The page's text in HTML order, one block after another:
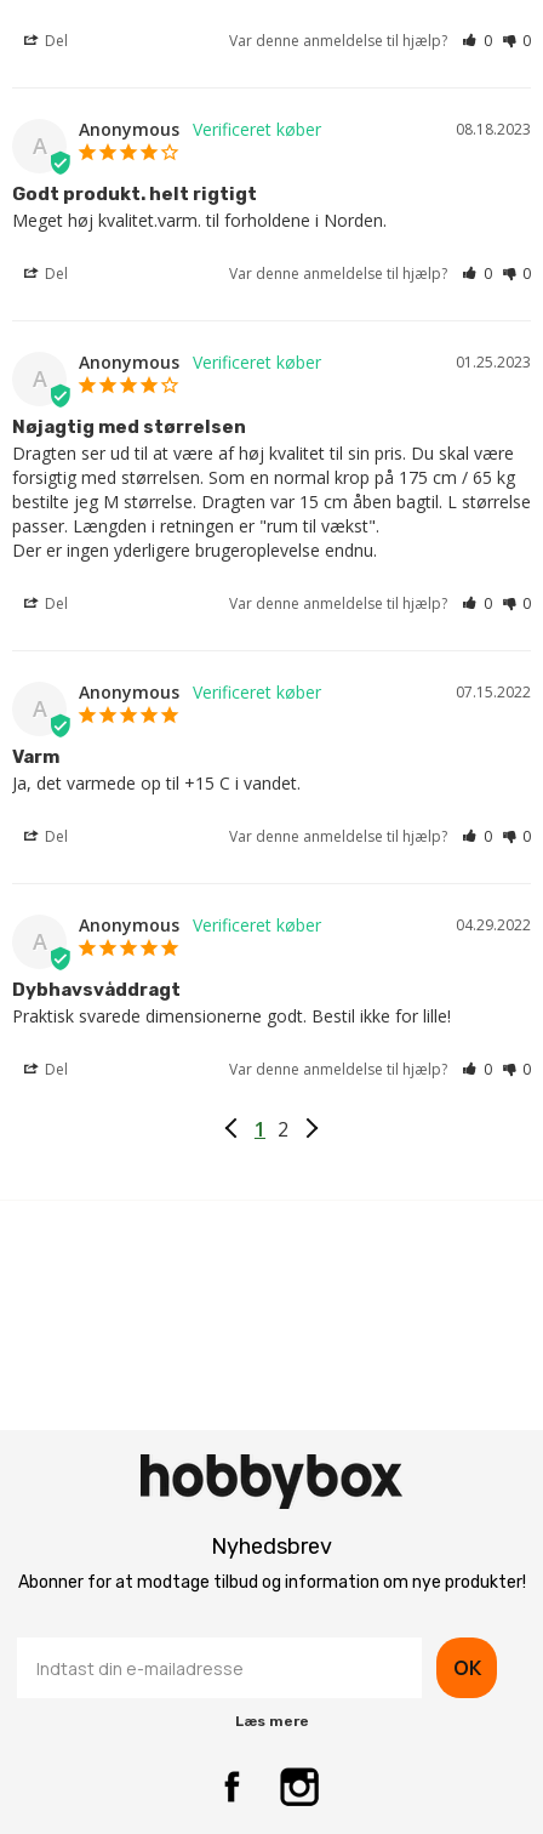
Del Var denne anmeldelse til hjælp? 0 0
A
08.18.2023
Anonymous
Godt produkt. helt rigtigt
Meget høj kvalitet.varm. til forholdene i Norden.
Del Var denne anmeldelse til hjælp? 0 0
A
01.25.2023
Anonymous
Nøjagtig med størrelsen
Dragten ser ud til at være af høj kvalitet til sin pris. Du skal være
forsigtig med størrelsen. Som en normal krop på 175 cm / 65 kg
bestilte jeg M størrelse. Dragten var 15 cm åben bagtil. L størrelse
passer. Længden i retningen er "rum til vækst".
Der er ingen yderligere brugeroplevelse endnu.
Del Var denne anmeldelse til hjælp? 0 0
A
07.15.2022
Anonymous
Varm
Ja, det varmede op til +15 C i vandet.
Del Var denne anmeldelse til hjælp? 0 0
A
04.29.2022
Anonymous
Dybhavsvåddragt
Praktisk svarede dimensionerne godt. Bestil ikke for lille!
Del Var denne anmeldelse til hjælp? 0 0
1 2
Nyhedsbrev
Abonner for at modtage tilbud og information om nye produkter!
OK
Læs mere